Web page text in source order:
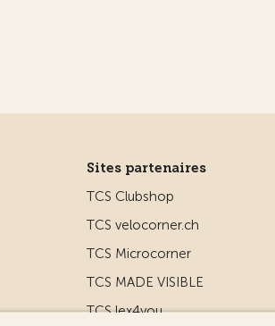
Sites partenaires
TCS Clubshop
TCS velocorner.ch
TCS Microcorner
TCS MADE VISIBLE
TCS lex4you